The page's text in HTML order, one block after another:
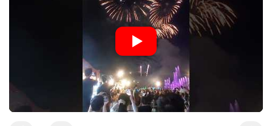
tiêu. Tuy nhiên, sự ưu tiên giải trí có thể ảnh hưởng đến tỷ lệ
tiết kiệm hoặc đầu tư vào crypto nếu người tiêu dùng chuyển
🎥 Xem video trực tiếp tại:
Nguồn: Đồng Tâm